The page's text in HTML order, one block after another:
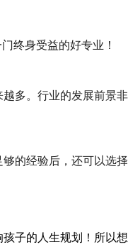
终身受益的好专业！
多。 行业的发展前景
的经验后，还可以选择
子的人生规划！所以